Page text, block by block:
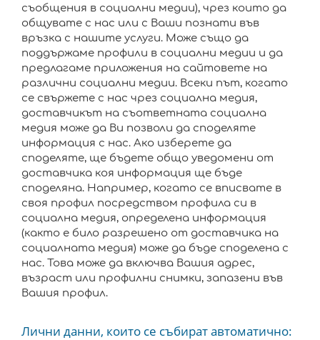
съобщения в социални медии), чрез които да
общувате с нас или с Ваши познати във
връзка с нашите услуги. Може също да
поддържаме профили в социални медии и да
предлагаме приложения на сайтовете на
различни социални медии. Всеки път, когато
се свържете с нас чрез социална медия,
доставчикът на съответната социална
медия може да Ви позволи да споделяте
информация с нас. Ако изберете да
споделяте, ще бъдете общо уведомени от
доставчика коя информация ще бъде
споделяна. Например, когато се вписвате в
своя профил посредством профила си в
социална медия, определена информация
(както е било разрешено от доставчика на
социалната медия) може да бъде споделена с
нас. Това може да включва Вашия адрес,
възраст или профилни снимки, запазени във
Вашия профил.
Лични данни, които се събират автоматично: